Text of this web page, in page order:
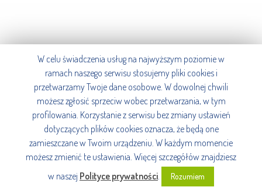
W celu świadczenia usług na najwyższym poziomie w
ramach naszego serwisu stosujemy pliki cookies i
przetwarzamy Twoje dane osobowe. W dowolnej chwili
możesz zgłosić sprzeciw wobec przetwarzania, w tym
profilowania. Korzystanie z serwisu bez zmiany ustawień
dotyczących plików cookies oznacza, że będą one
zamieszczane w Twoim urządzeniu. W każdym momencie
możesz zmienić te ustawienia. Więcej szczegółów znajdziesz
w naszej Polityce prywatności. Rozumiem